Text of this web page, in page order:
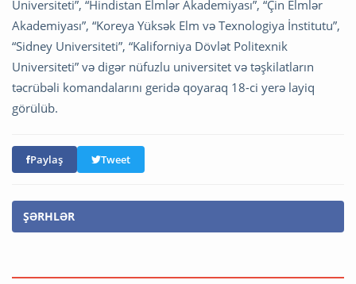
Universiteti”, “Hindistan Elmlər Akademiyası”, “Çin Elmlər
Akademiyası”, “Koreya Yüksək Elm və Texnologiya İnstitutu”,
“Sidney Universiteti”, “Kaliforniya Dövlət Politexnik
Universiteti” və digər nüfuzlu universitet və təşkilatların
təcrübəli komandalarını geridə qoyaraq 18-ci yerə layiq
görülüb.
Paylaş Tweet
ŞƏRHLƏR